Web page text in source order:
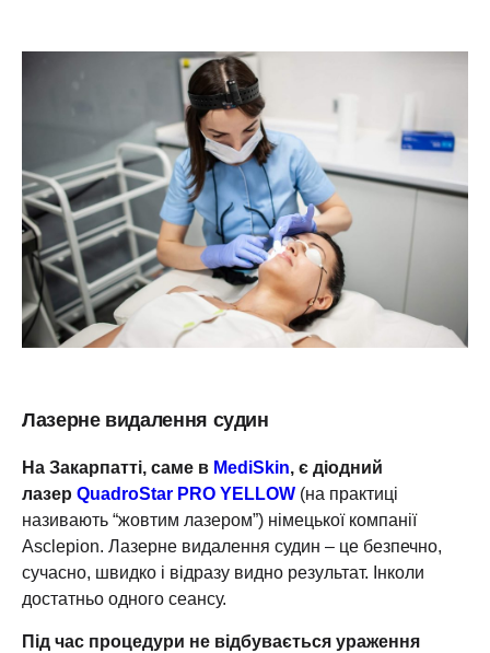
Лазерне видалення судин
На Закарпатті, саме в MediSkin, є діодний
лазер QuadroStar PRO YELLOW (на практиці
називають “жовтим лазером”) німецької компанії
Asclepion. Лазерне видалення судин – це безпечно,
сучасно, швидко і відразу видно результат. Інколи
достатньо одного сеансу.
Під час процедури не відбувається ураження